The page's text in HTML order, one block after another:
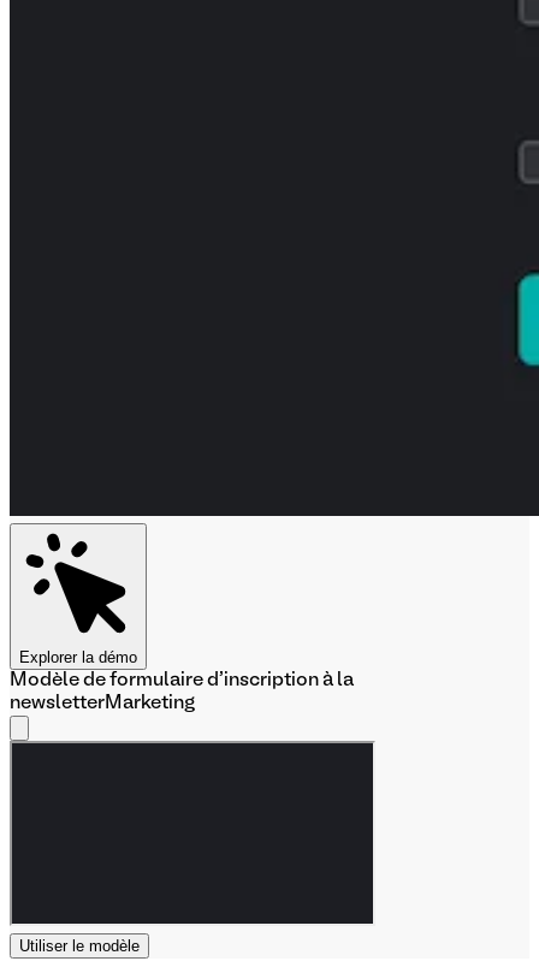
Explorer la démo
Modèle de formulaire d'inscription à la
newsletter Marketing
Utiliser le modèle